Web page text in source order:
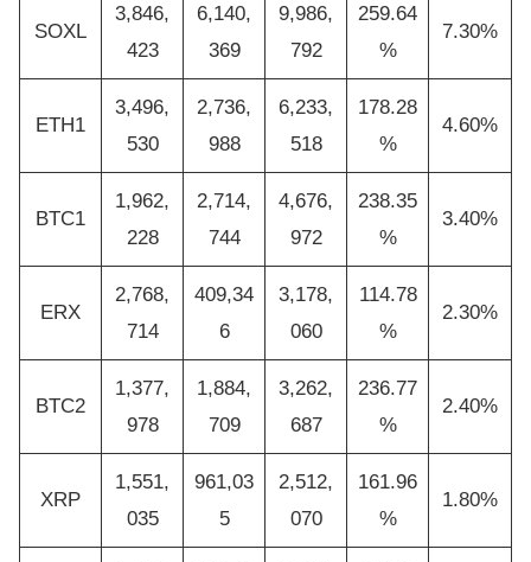
SOXL
3,846,
423
6,140,
369
9,986,
792
259.64
%
7.30%
ETH1
3,496,
530
2,736,
988
6,233,
518
178.28
%
4.60%
BTC1
1,962,
228
2,714,
744
4,676,
972
238.35
%
3.40%
ERX
2,768,
714
409,34
6
3,178,
060
114.78
%
2.30%
BTC2
1,377,
978
1,884,
709
3,262,
687
236.77
%
2.40%
XRP
1,551,
035
961,03
5
2,512,
070
161.96
%
1.80%